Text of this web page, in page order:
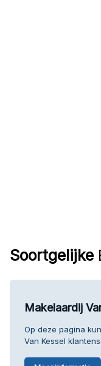
Soortgelijke
Makelaardij
Op deze pagina
Van Kessel